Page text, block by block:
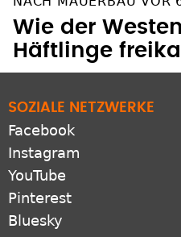
Wie der
Häftlinge
Facebook
Instagram
YouTube
Pinterest
Bluesky
X